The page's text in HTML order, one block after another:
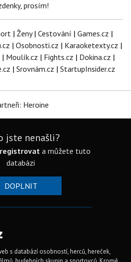
prosím!
| Ženy| Cestování | Games.cz |
| Osobnosti.cz | Karaoketexty.cz |
| Moulík.cz | Fights.cz | Dokina.cz |
| Srovnám.cz | StartupInsider.cz
Heroine
jste nenašli?
a můžete tuto
databázi
DOPLNIT
s databází osobností, herců, hereček,